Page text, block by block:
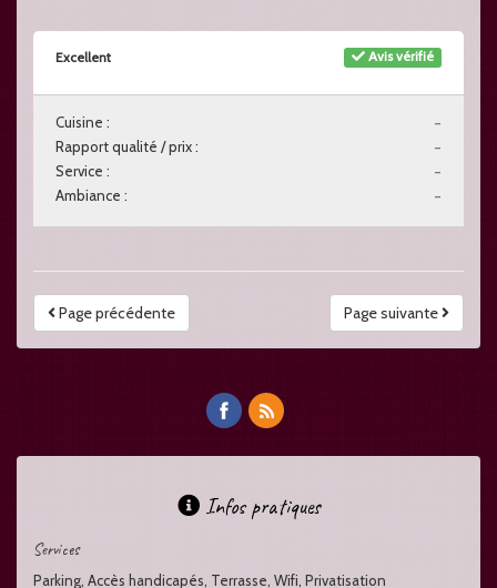
Avis vérifié
Excellent
-
Cuisine :
-
Rapport qualité / prix :
-
Service :
-
Ambiance :
Page suivante
Page précédente
Infos pratiques
Services
Parking, Accès handicapés, Terrasse, Wifi, Privatisation